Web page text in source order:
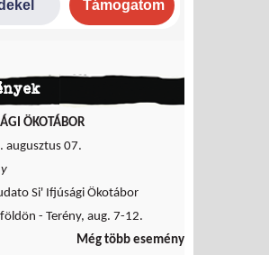
ÖKOTÁBOR
augusztus 07.
Si' Ifjúsági Ökotábor
- Terény, aug. 7-12.
Még több esemény